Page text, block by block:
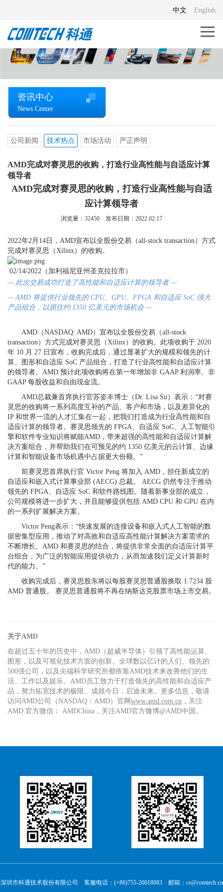
English
中文
资讯中心
News Center
公司新闻 技术热点 市场活动 严正声明
AMD完成对赛灵思的收购，打造行业高性能与自适应计算
领导者
AMD完成对赛灵思的收购，打造行业高性能与自适
应计算领导者
浏览量： 32450 发布日期：2022.02.17
2022年2月14日，AMD宣布以全股份交易（all-stock transaction）方式
完成对赛灵思（Xilinx）的收购。
02/14/2022（加利福尼亚州圣克拉拉市）
— 此次交易成功打造了高性能和自适应计算的领导者 —
— AMD 将提供行业领先的CPU、 GPU、 FPGA 和自适应SoC 强大
产品组合，以抓住约1350 亿美元的市场机会—
AMD（NASDAQ: AMD）宣布以全股份交易（all-stock
transaction）方式完成对赛灵思（Xilinx）的收购。此项收购于 2020
年 10 月 27 日宣布，收购完成后，通过显著扩大的规模和领先的计
算、图形和自适应 SoC 产品组合，打造了行业高性能和自适应计算
的领导者。AMD 预计此项收购将在第一年增加非 GAAP 利润率、非
GAAP 每股收益和自由现金流。
AMD总裁兼首席执行官苏姿丰博士（Dr. Lisa Su）表示：“对赛
灵思的收购将一系列高度互补的产品、客户和市场，以及差异化的
IP 和世界一流的人才汇集在一起，把我们打造成为行业高性能和自
适应计算的领导者。赛灵思领先的 FPGA、自适应 SoC、人工智能引
擎和软件专业知识将赋能AMD，带来超强的高性能和自适应计算解
决方案组合，并帮助我们在可预见的约 1350 亿美元的云计算、边缘
计算和智能设备市场机遇中占据更大份额。”
前赛灵思首席执行官 Victor Peng 将加入 AMD，担任新成立的
自适应和嵌入式计算事业部 (AECG) 总裁。 AECG 仍然专注于推动
领先的 FPGA、自适应 SoC 和软件路线图。随着新事业部的成立，
公司规模将进一步扩大，并且能够提供包括 AMD CPU 和 GPU 在内
的一系列扩展解决方案。
Victor Peng表示：“快速发展的连接设备和嵌入式人工智能的数
据密集型应用，推动了对高效和自适应高性能计算解决方案需求的
不断增长。AMD 和赛灵思的结合，将提供非常全面的自适应计算平
台组合，为广泛的智能应用提供动力，从而加速我们定义计算新时
代的能力。”
收购完成后，赛灵思股东将以每股赛灵思普通股换取 1.7234 股
AMD 普通股。 赛灵思普通股将不再在纳斯达克股票市场上市交易。
关于AMD
在超过五十年的历史中，AMD（超威半导体）引领了高性能运算、
图形，以及可视化技术方面的创新。全球数以亿计的人们、领先的
500强公司，以及尖端科学研究所都依靠AMD技术来改善他们的生
活、工作以及娱乐。AMD员工致力于打造领先的高性能和自适应产
品，努力拓宽技术的极限。成就今日，启迪未来。更多信息，敬请
访问AMD公司（NASDAQ：AMD）官网 www.amd.com.cn ，关注
AMD 官方微信： AMDChina，关注AMD官方微博@AMD中国。
深圳市科通技术股份有限公司 客服电话：(+86)755-26018083 邮箱：cs@comtech.cn